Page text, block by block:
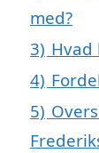
med?
3) Hvad
4)
5)